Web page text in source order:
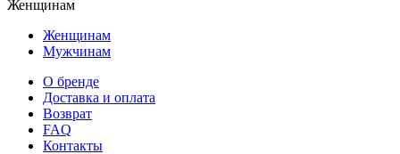
Женщинам
Женщинам
Мужчинам
О бренде
Доставка и оплата
Возврат
FAQ
Контакты